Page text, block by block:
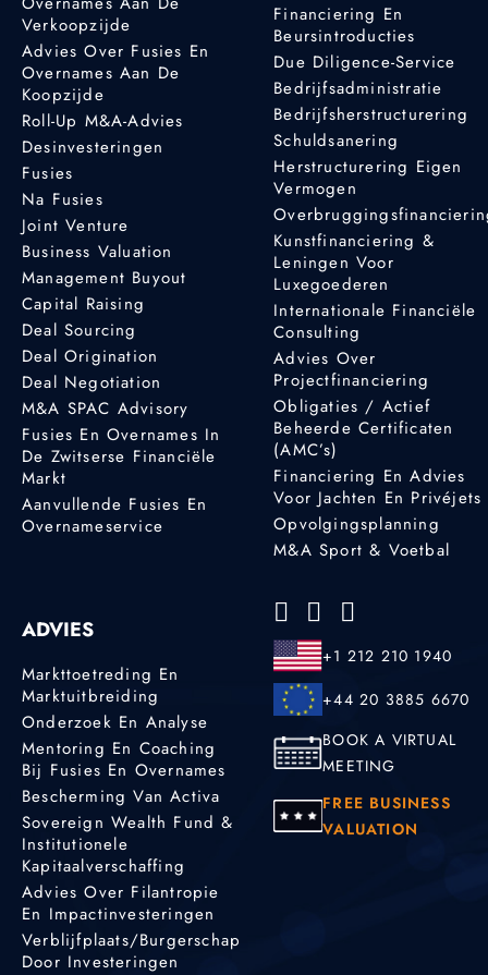
Verkoopzijde
Advies Over Fusies En
Overnames Aan De
Koopzijde
Roll-Up M&A-Advies
Desinvesteringen
Fusies
Na Fusies
Joint Venture
Business Valuation
Management Buyout
Capital Raising
Deal Sourcing
Deal Origination
Deal Negotiation
M&A SPAC Advisory
Fusies En Overnames In
De Zwitserse Financiële
Markt
Aanvullende Fusies En
Overnameservice
Financiering En
Beursintroducties
Due Diligence-Service
Bedrijfsadministratie
Bedrijfsherstructurering
Schuldsanering
Herstructurering Eigen
Vermogen
Kunstfinanciering &
Leningen Voor
Luxegoederen
Internationale Financiële
Consulting
Advies Over
Projectfinanciering
Obligaties / Actief
Beheerde Certificaten
(AMC’s)
Financiering En Advies
Voor Jachten En Privéjets
Opvolgingsplanning
M&A Sport & Voetbal
ADVIES
Markttoetreding En
Marktuitbreiding
Onderzoek En Analyse
Mentoring En Coaching
Bij Fusies En Overnames
Bescherming Van Activa
Sovereign Wealth Fund &
Institutionele
Kapitaalverschaffing
Advies Over Filantropie
En Impactinvesteringen
Verblijfplaats/burgerschap
Door Investeringen
+1 212 210 1940
+44 20 3885 6670
BOOK A VIRTUAL
MEETING
FREE BUSINESS
VALUATION